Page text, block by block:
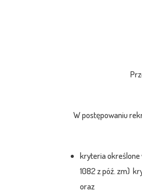
W postępowaniu
kryteria określone
1082 z póź. zm)
oraz